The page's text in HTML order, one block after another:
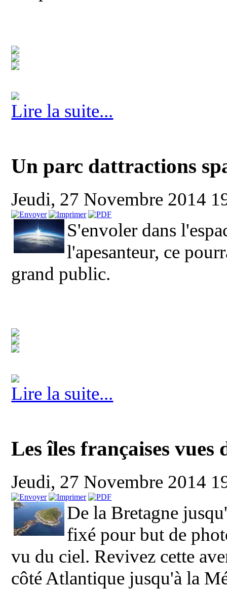
Lire la suite...
Un parc dattractions
Jeudi, 27 Novembre 2014
S'envoler dans
l'apesanteur, ce
grand public.
Lire la suite...
Les îles françaises vues
Jeudi, 27 Novembre 2014
De la Bretagne
fixé pour but de
vu du ciel. Revivez cette
côté Atlantique jusqu'à la